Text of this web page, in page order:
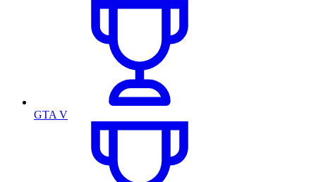
GTA V